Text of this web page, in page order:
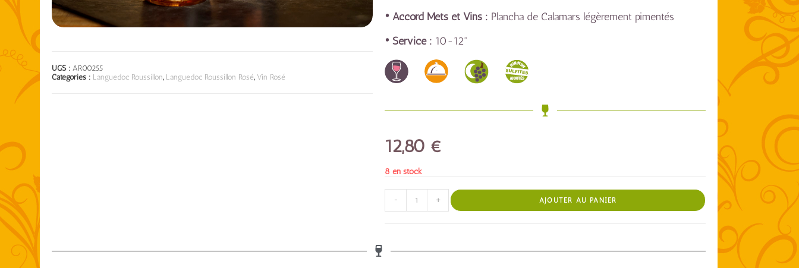
UGS :AR00255
Catégories : Languedoc Roussillon, Languedoc Roussillon Rosé, Vin Rosé
• Accord Mets et Vins : Plancha de Calamars légèrement pimentés
• Service : 10-12°
12,80 €
8 en stock
- + AJOUTER AU PANIER